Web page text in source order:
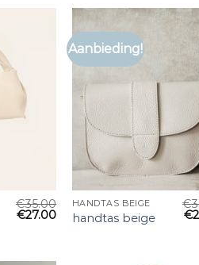
€35.00
€27.00
Aanbieding!
HANDTAS BEIGE
handtas beige
€
€